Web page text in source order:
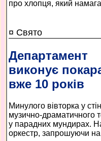
про хлопця, який
¤ Свято
Департамент
виконує
вже 10 років
Минулого вівторка у
музично-драматичного
у парадних мундирах.
оркестр, запрошуючи